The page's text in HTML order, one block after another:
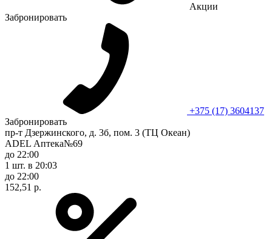
Акции
Забронировать
+375 (17) 3604137
Забронировать
пр-т Дзержинского, д. 3б, пом. 3 (ТЦ Океан)
ADEL Аптека№69
до 22:00
1 шт. в 20:03
до 22:00
152,51 р.